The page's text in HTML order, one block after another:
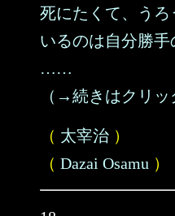
死にたくて、う
いるのは自分勝手
……
（→続きはクリッ
（ 太宰治 ）
（ Dazai Osamu ）